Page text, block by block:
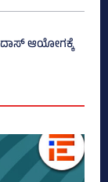
ದಾಸ್ ಆಯೋಗಕ್ಕೆ